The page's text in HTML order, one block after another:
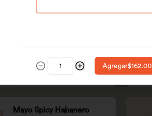
Mayo Spicy Habanero
Agregar$162.00